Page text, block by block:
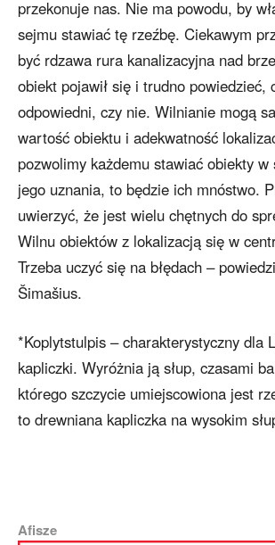
przekonuje nas. Nie ma powodu, by
sejmu stawiać tę rzeźbę. Ciekawym
być rdzawa rura kanalizacyjna nad
obiekt pojawił się i trudno powiedzieć,
odpowiedni, czy nie. Wilnianie mogą
wartość obiektu i adekwatność
pozwolimy każdemu stawiać obiekty
jego uznania, to będzie ich mnóstwo.
uwierzyć, że jest wielu chętnych do
Wilnu obiektów z lokalizacją się w
Trzeba uczyć się na błędach –
Šimašius.
*Koplytstulpis – charakterystyczny dla
kapliczki. Wyróżnia ją słup, czasami
którego szczycie umiejscowiona jest
to drewniana kapliczka na wysokim
Afisze